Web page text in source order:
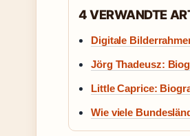
4 VERWANDTE
Digitale
Jörg Thadeusz:
Little Caprice:
Wie viele